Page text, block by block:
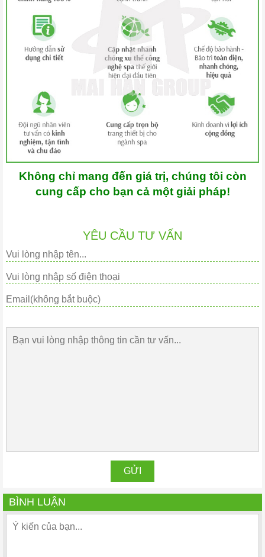
Không chỉ mang đến giá trị, chúng tôi còn
cung cấp cho bạn cả một giải pháp!
YÊU CẦU TƯ VẤN
BÌNH LUẬN